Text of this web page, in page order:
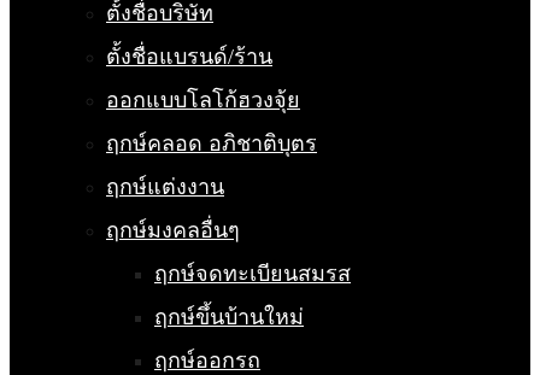
ตั้งชื่อบริษัท
ตั้งชื่อแบรนด์/ร้าน
ออกแบบโลโก้ฮวงจุ้ย
ฤกษ์คลอด อภิชาติบุตร
ฤกษ์แต่งงาน
ฤกษ์มงคลอื่นๆ
ฤกษ์จดทะเบียนสมรส
ฤกษ์ขึ้นบ้านใหม่
ฤกษ์ออกรถ